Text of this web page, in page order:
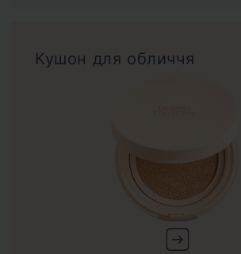
Кушон для обличчя